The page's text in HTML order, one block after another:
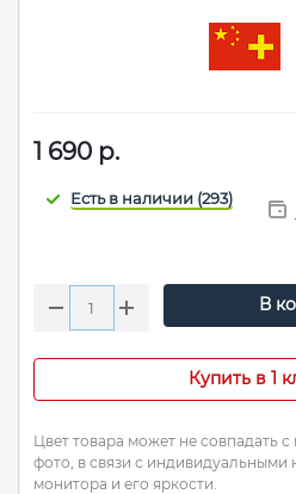
1 690 р.
В
Купить в 1
Цвет товара может не совпадать
фото, в связи с индивидуальными
монитора и его яркости.